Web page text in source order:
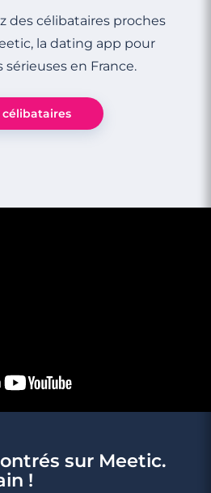
des célibataires proches
la dating app pour
en France.
célibataires
sur Meetic.
!